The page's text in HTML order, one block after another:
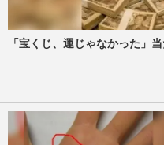
「宝くじ、運じゃなかった」